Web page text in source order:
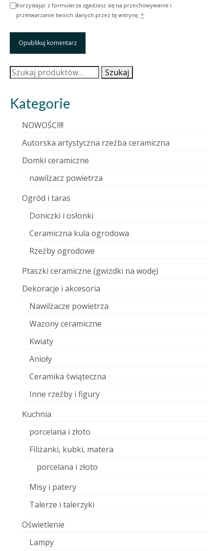
Korzystając z formularza zgadzasz się na przechowywanie i
przetwarzanie twoich danych przez tę witrynę. *
Szukaj: Szukaj
Kategorie
NOWOŚCI!!!
Autorska artystyczna rzeźba ceramiczna
Domki ceramiczne
nawilżacz powietrza
Ogród i taras
Doniczki i osłonki
Ceramiczna kula ogrodowa
Rzeźby ogrodowe
Ptaszki ceramiczne (gwizdki na wodę)
Dekoracje i akcesoria
Nawilżacze powietrza
Wazony ceramiczne
Kwiaty
Anioły
Ceramika świąteczna
Inne rzeźby i figury
Kuchnia
porcelana i złoto
Filiżanki, kubki, matera
porcelana i złoto
Misy i patery
Talerze i talerzyki
Oświetlenie
Lampy